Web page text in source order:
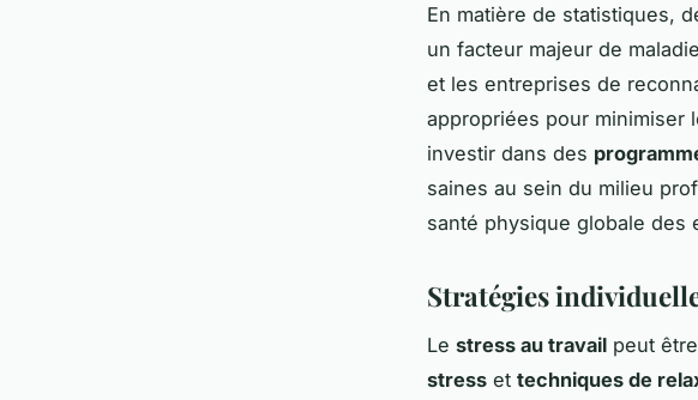
En matière de statistiques,
un facteur majeur de
et les entreprises de
appropriées pour minimiser
investir dans des
saines au sein du milieu
santé physique globale des
Stratégies
Le stress au travail peut
stress et techniques de